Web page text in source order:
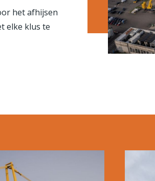
het afhijsen
elke klus te